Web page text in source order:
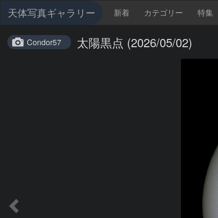
天体写真ギャラリー 新着 カテゴリー 特集
Condor57 太陽黒点 (2026/05/02)